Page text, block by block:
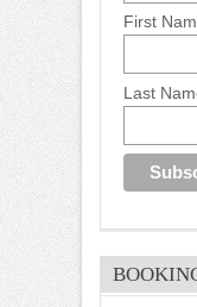
First
Last